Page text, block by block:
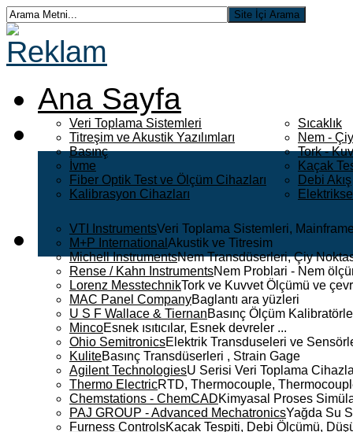
Ana Sayfa
Veri Toplama Sistemleri
Titreşim ve Akustik Yazılımları
Basınç
İvme
Fiber Optik Test ve Ölçüm Cihazları
Kalibrasyon Cihazları
Sıcaklık
Nem -
Tork -
Kaçak
Debi Akış
VTI InstrumentsVeri Toplama Sistemleri,
M+P International Akustik ve Titresim
Michell InstrumentsNem Transdüserleri, Çiy
Rense / Kahn InstrumentsNem Problari - Nem
Lorenz MesstechnikTork ve Kuvvet Ölçümü ve
MAC Panel CompanyBaglantı ara yüzleri
U S F Wallace & TiernanBasınç Ölçüm
MincoEsnek ısıtıcılar, Esnek devreler ...
Ohio SemitronicsElektrik Transduseleri ve
KuliteBasınç Transdüserleri , Strain Gage
Agilent TechnologiesU Serisi Veri Toplama
Thermo ElectricRTD, Thermocouple,
Chemstations - ChemCADKimyasal Proses
PAJ GROUP - Advanced MechatronicsYağda Su
Furness ControlsKaçak Tespiti, Debi Ölçümü,